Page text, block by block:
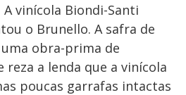
vinícola Biondi-Santi
o Brunello. A safra de
obra-prima de
reza a lenda que a vinícola
poucas garrafas intactas